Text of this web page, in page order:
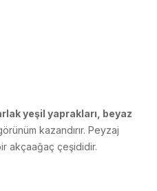
yeşil yaprakları, beyaz
kazandırır. Peyzaj
akçaağaç çeşididir.